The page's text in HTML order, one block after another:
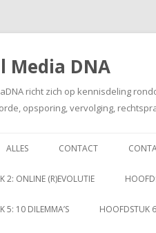
Media DNA
richt zich op kennisdeling
opsporing, vervolging,
ALLES CONTACT
2: ONLINE (R)EVOLUTIE
5: 10 DILEMMA’S HOOFDSTUK